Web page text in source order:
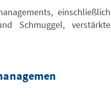
einschließlich
Schmuggel, verstärkte